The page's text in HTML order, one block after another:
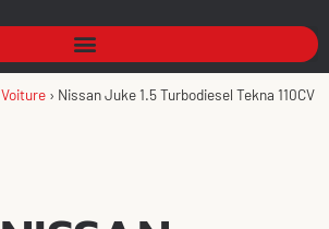
Voiture › Nissan Juke 1.5 Turbodiesel Tekna 110CV